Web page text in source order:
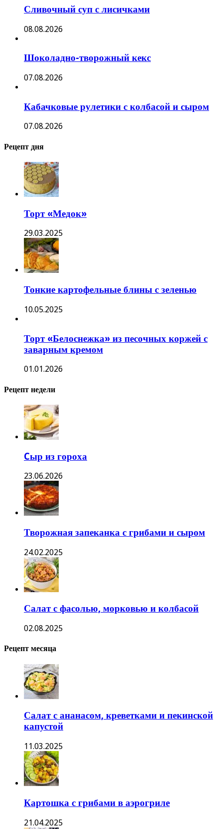
Сливочный суп с лисичками
08.08.2026
Шоколадно-творожный кекс
07.08.2026
Кабачковые рулетики с колбасой и сыром
07.08.2026
Рецепт дня
Торт «Медок»
29.03.2025
Тонкие картофельные блины с зеленью
10.05.2025
Торт «Белоснежка» из песочных коржей с
заварным кремом
01.01.2026
Рецепт недели
Cыр из гороха
23.06.2026
Творожная запеканка с грибами и сыром
24.02.2025
Салат с фасолью, морковью и колбасой
02.08.2025
Рецепт месяца
Салат с ананасом, креветками и пекинской
капустой
11.03.2025
Картошка с грибами в аэрогриле
21.04.2025